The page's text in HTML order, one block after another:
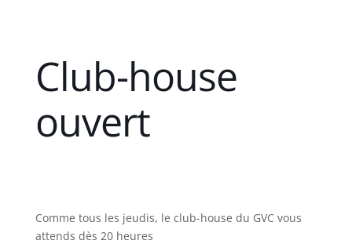
Club-house
ouvert
Comme tous les jeudis, le club-house du GVC vous
attends dès 20 heures